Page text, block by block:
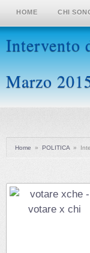
HOME CHI
Intervento
Marzo
Home » POLITICA »